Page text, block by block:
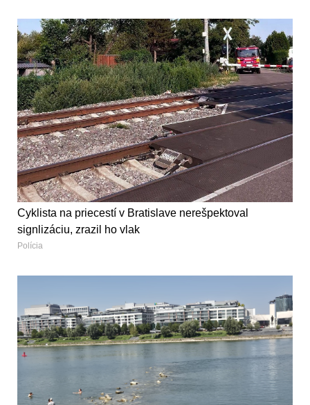
Cyklista na priecestí v Bratislave nerešpektoval
signlizáciu, zrazil ho vlak
Polícia